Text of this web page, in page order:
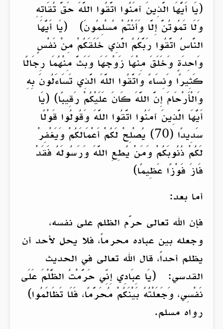
(يَا أَيُّهَا الَّذِينَ آمَنُوا اتَّقُوا اللَّهَ حَقَّ تُقَاتِهِ
وَلَا تَمُوتُنَّ إِلَّا وَأَنْتُمْ مُسْلِمُونَ) (يَا أَيُّهَا
النَّاسُ اتَّقُوا رَبَّكُمُ الَّذِي خَلَقَكُمْ مِنْ نَفْسٍ
وَاحِدَةٍ وَخَلَقَ مِنْهَا زَوْجَهَا وَبَثَّ مِنْهُمَا رِجَالًا
كَثِيرًا وَنِسَاءً وَاتَّقُوا اللَّهَ الَّذِي تَسَاءَلُونَ بِهِ
وَالْأَرْحَامَ إِنَّ اللَّهَ كَانَ عَلَيْكُمْ رَقِيبًا) (يَا
أَيُّهَا الَّذِينَ آمَنُوا اتَّقُوا اللَّهَ وَقُولُوا قَوْلًا
سَدِيدًا (70) يُصْلِحْ لَكُمْ أَعْمَالَكُمْ وَيَغْفِرْ
لَكُمْ ذُنُوبَكُمْ وَمَنْ يُطِعِ اللَّهَ وَرَسُولَهُ فَقَدْ
فَازَ فَوْزًا عَظِيمًا)
أما بعد:
فإن الله تعالى حرّم الظلم على نفسه،
وجعله بين عباده محرماً، فلا يحل لأحد أن
يظلم أحداً، قال الله تعالى في الحديث
القدسي: (يَا عِبَادِي إِنِّي حَرَّمْتُ الظُّلْمَ عَلَى
نَفْسِي، وَجَعَلْتُهُ بَيْنَكُمْ مُحَرَّمًا، فَلَا تَظَالَمُوا)
رواه مسلم.